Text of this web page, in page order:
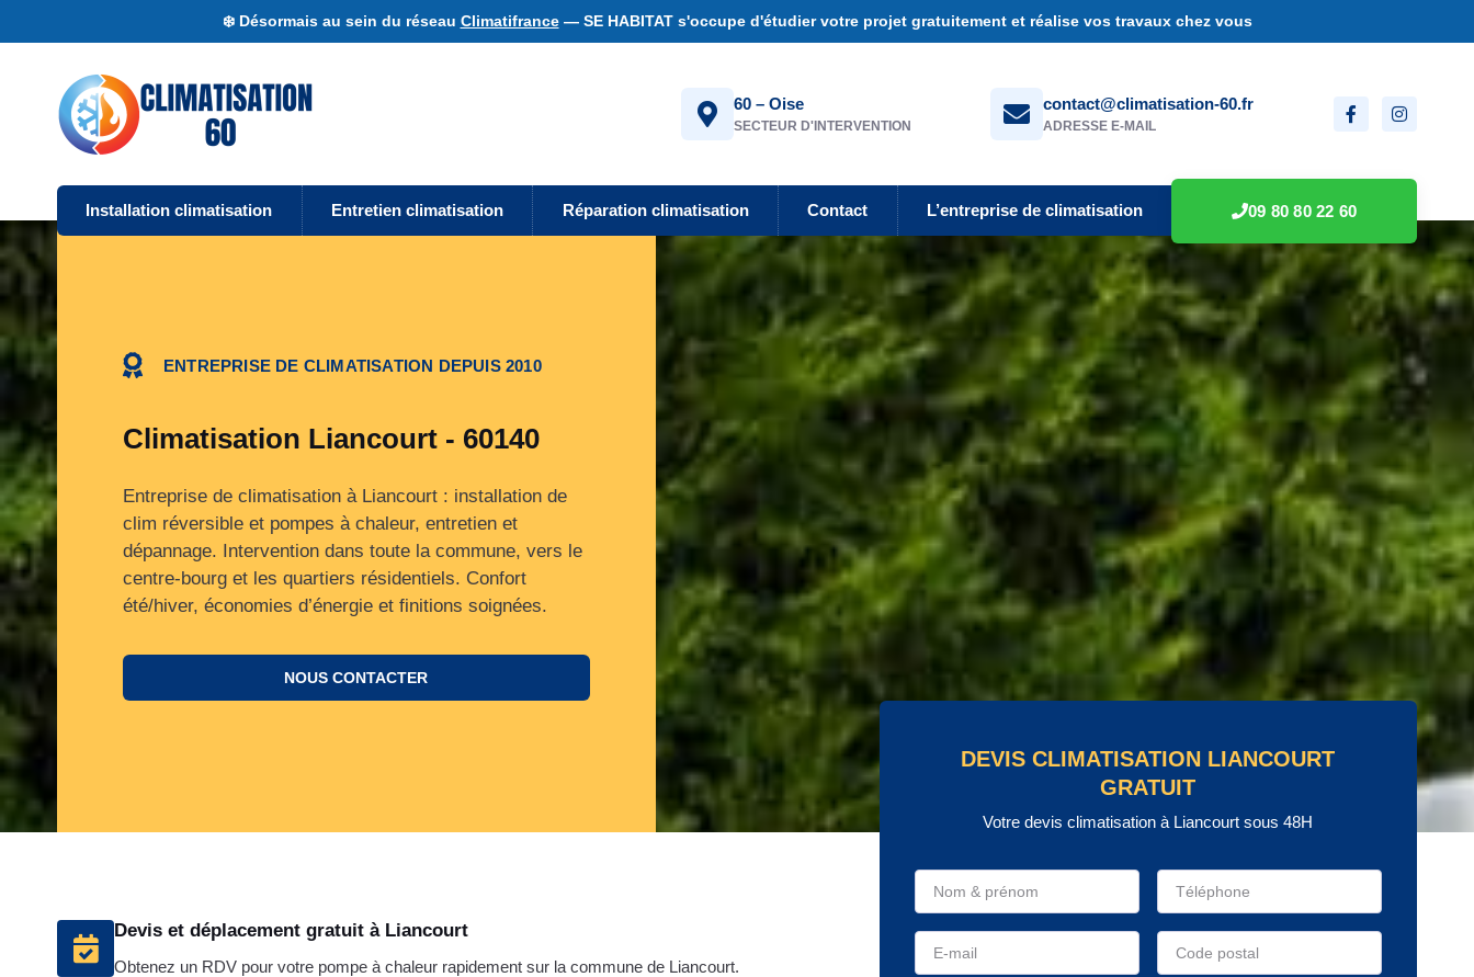
❄️ Désormais au sein du réseau Climatifrance— SE HABITAT s'occupe d'étudier votre projet gratuitement et réalise vos travaux chez vous
60 – Oise
SECTEUR D'INTERVENTION
contact@climatisation-60.fr
ADRESSE E-MAIL
Installation climatisation Entretien climatisation Réparation climatisation Contact L’entreprise de climatisation 09 80 80 22 60
ENTREPRISE DE CLIMATISATION DEPUIS 2010
Climatisation Liancourt - 60140
Entreprise de climatisation à Liancourt : installation de
clim réversible et pompes à chaleur, entretien et
dépannage. Intervention dans toute la commune, vers le
centre‑bourg et les quartiers résidentiels. Confort
été/hiver, économies d’énergie et finitions soignées.
NOUS CONTACTER
Devis et déplacement gratuit à Liancourt
Obtenez un RDV pour votre pompe à chaleur rapidement sur la commune de Liancourt.
DEVIS CLIMATISATION LIANCOURT
GRATUIT
Votre devis climatisation à Liancourt sous 48H